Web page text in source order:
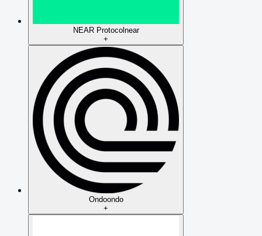
NEAR Protocol near
+
Ondoondo
+